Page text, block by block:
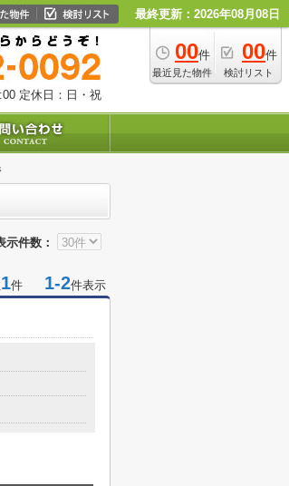
最終更新：2026年08月08日
00件
最近見た物件
00件
検討リスト
定休日：日・祝
示件数：
1件 1-2件表示